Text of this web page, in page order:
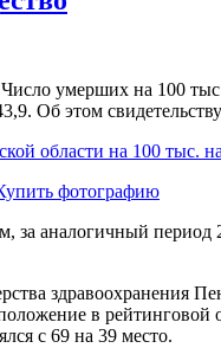
Число умерших на 100 тыс.
Об этом
фотографию
за аналогичный период
здравоохранения
в
с 69 на 39 место.